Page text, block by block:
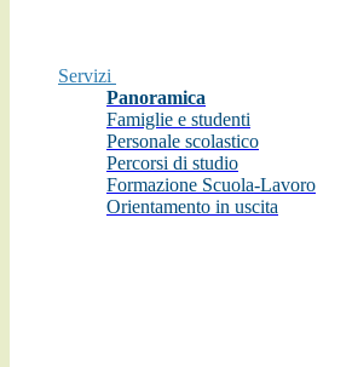
Servizi
Panoramica
Famiglie e studenti
Personale scolastico
Percorsi di studio
Formazione Scuola-Lavoro
Orientamento in uscita